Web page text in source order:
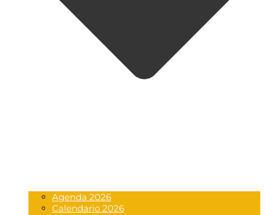
Agenda 2026
Calendario 2026